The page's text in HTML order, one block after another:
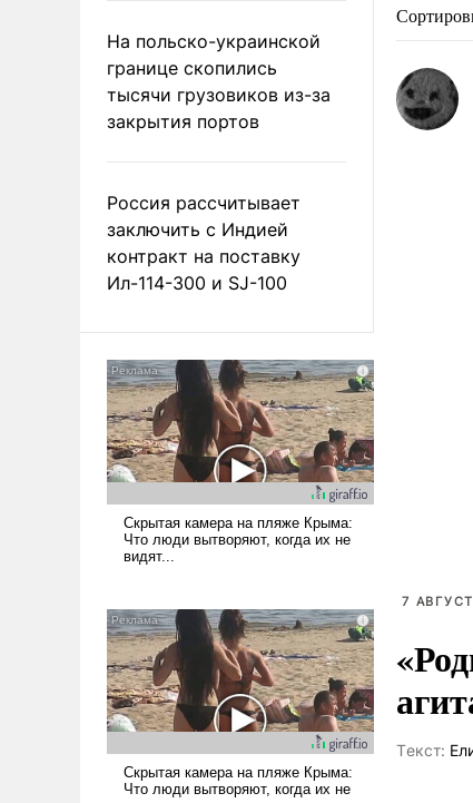
На польско-украинской
границе скопились
тысячи грузовиков из-за
закрытия портов
Россия рассчитывает
заключить с Индией
контракт на поставку
Ил-114-300 и SJ-100
7
Tекст: